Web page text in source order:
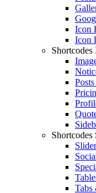
Icon
Icon
Shortcodes
Shortcodes
Tabs